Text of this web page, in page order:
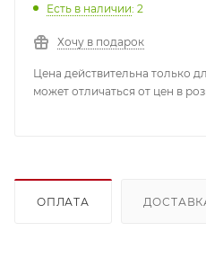
Есть в наличии: 2
Хочу в подарок
Цена действительна только
может отличаться от цен в
ОПЛАТА